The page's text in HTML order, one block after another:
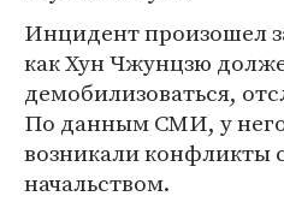
Инцидент произошел
как Хун Чжунцзю
демобилизоваться,
По данным СМИ, у
возникали конфликты
начальством.